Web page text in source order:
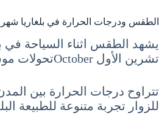
الطقس ودرجات الحرارة في بلغاريا شهر
تشرين الأول Octoberتحولات موسمية رائعة.
تتراوح درجات الحرارة بين
للزوار تجربة متنوعة للطبيعة